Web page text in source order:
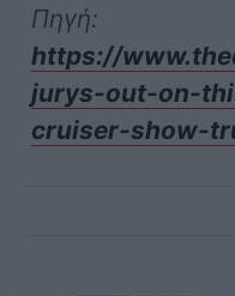
Πηγή:
https://
jurys-out-on-
cruiser-show-